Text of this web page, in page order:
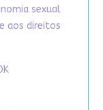
sexual
aos direitos